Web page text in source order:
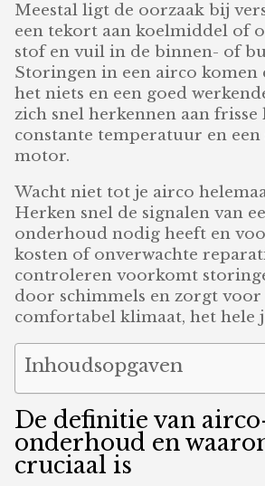
Meestal ligt de oorzaak bij
een tekort aan koelmiddel of
stof en vuil in de binnen- of
Storingen in een airco
het niets en een goed
zich snel herkennen aan frisse
constante temperatuur en
motor.
Wacht niet tot je airco
Herken snel de signalen van
onderhoud nodig heeft en
kosten of onverwachte
controleren voorkomt
door schimmels en zorgt voor
comfortabel klimaat, het hele
Inhoudsopgaven
De definitie van
onderhoud en
cruciaal is